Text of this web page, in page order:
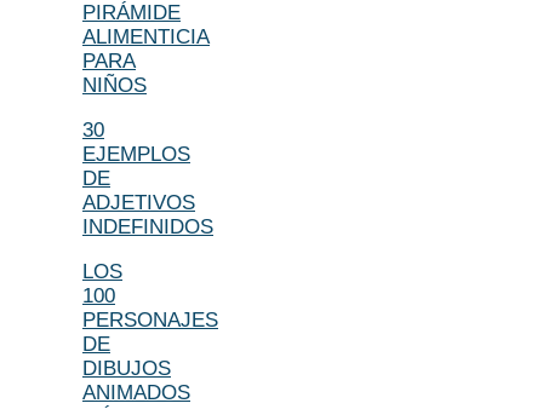
PIRÁMIDE
ALIMENTICIA
PARA
NIÑOS
30
EJEMPLOS
DE
ADJETIVOS
INDEFINIDOS
LOS
100
PERSONAJES
DE
DIBUJOS
ANIMADOS